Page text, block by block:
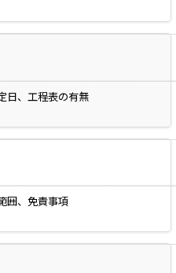
日、工程表の有無
囲、免責事項